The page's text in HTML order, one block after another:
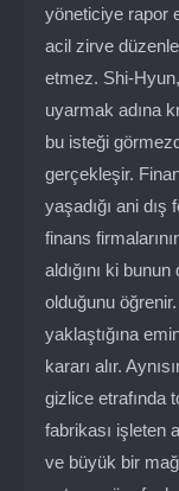
yöneticiye rapor
acil zirve
etmez. Shi-
uyarmak adına
bu isteği
gerçekleşir.
yaşadığı ani
finans
aldığını ki
olduğunu
yaklaştığına
kararı alır.
gizlice etrafında
fabrikası işleten
ve büyük bir